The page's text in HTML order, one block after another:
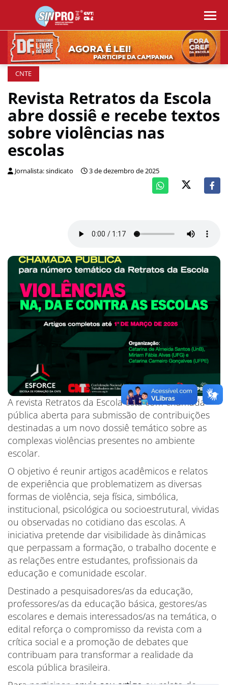
CNTE
Revista Retratos da Escola
abre dossiê e recebe textos
sobre violências nas
escolas
Jornalista: sindicato 3 de dezembro de 2025
A revista Retratos da Escola está com chamada
pública aberta para submissão de contribuições
destinadas a um novo dossiê temático sobre as
complexas violências presentes no ambiente
escolar.
O objetivo é reunir artigos acadêmicos e relatos
de experiência que problematizem as diversas
formas de violência, seja física, simbólica,
institucional, psicológica ou socioestrutural, vividas
ou observadas no cotidiano das escolas. A
iniciativa pretende dar visibilidade às dinâmicas
que perpassam a formação, o trabalho docente e
as relações entre estudantes, profissionais da
educação e comunidade escolar.
Destinado a pesquisadores/as da educação,
professores/as da educação básica, gestores/as
escolares e demais interessados/as na temática, o
edital reforça o compromisso da revista com a
crítica social e a promoção de debates que
contribuam para transformar a realidade da
escola pública brasileira.